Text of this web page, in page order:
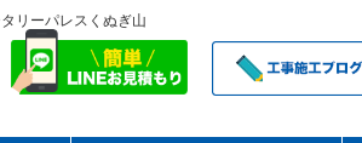
リーパレスくぬぎ山